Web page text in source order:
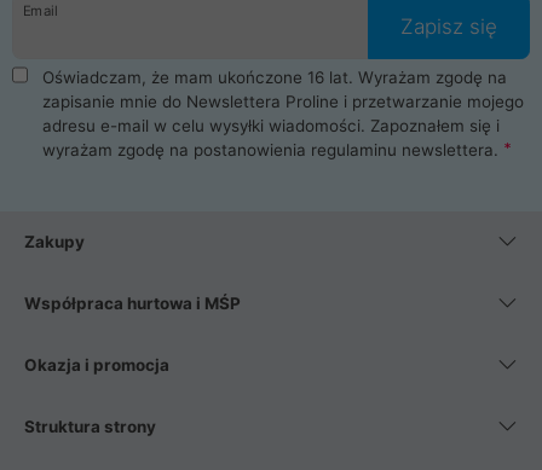
Email
Zapisz się
Oświadczam, że mam ukończone 16 lat. Wyrażam zgodę na
zapisanie mnie do Newslettera Proline i przetwarzanie mojego
adresu e-mail w celu wysyłki wiadomości. Zapoznałem się i
wyrażam zgodę na postanowienia regulaminu newslettera.
Zakupy
Współpraca hurtowa i MŚP
Okazja i promocja
Struktura strony